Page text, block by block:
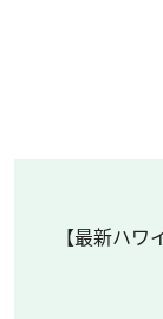
【最新ハ